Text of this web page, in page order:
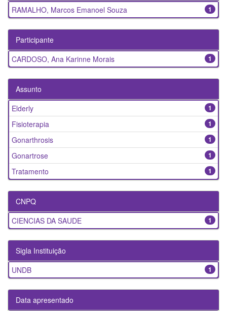
1
RAMALHO, Marcos Emanoel Souza
Participante
1
CARDOSO, Ana Karinne Morais
Assunto
1
Elderly
1
Fisioterapia
1
Gonarthrosis
1
Gonartrose
1
Tratamento
CNPQ
1
CIENCIAS DA SAUDE
Sigla Instituição
1
UNDB
Data apresentado